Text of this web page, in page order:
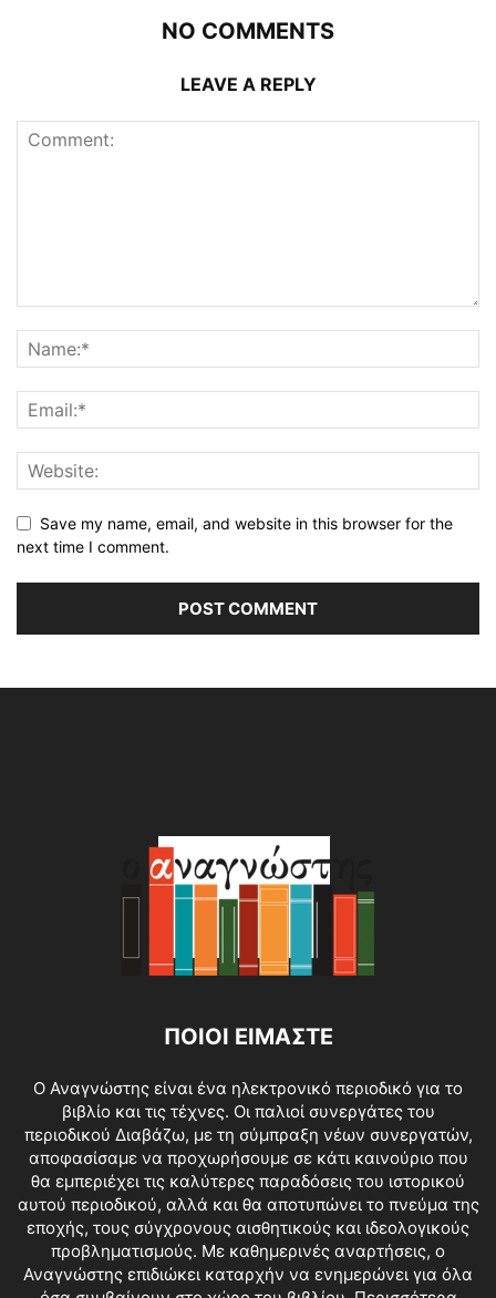
NO COMMENTS
LEAVE A REPLY
Save my name, email, and website in this browser for the
next time I comment.
ΠΟΙΟΙ ΕΙΜΑΣΤΕ
O Αναγνώστης είναι ένα ηλεκτρονικό περιοδικό για το
βιβλίο και τις τέχνες. Οι παλιοί συνεργάτες του
περιοδικού Διαβάζω, με τη σύμπραξη νέων συνεργατών,
αποφασίσαμε να προχωρήσουμε σε κάτι καινούριο που
θα εμπεριέχει τις καλύτερες παραδόσεις του ιστορικού
αυτού περιοδικού, αλλά και θα αποτυπώνει το πνεύμα της
εποχής, τους σύγχρονους αισθητικούς και ιδεολογικούς
προβληματισμούς. Με καθημερινές αναρτήσεις, ο
Αναγνώστης επιδιώκει καταρχήν να ενημερώνει για όλα